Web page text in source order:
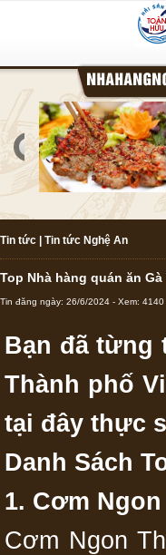
Tin tức Tin tức Nghệ An
Top Nhà hàng quán ăn
Tin đăng ngày: 26/6/2024 - Xem: 4140
Bạn đã từng
Thành phố
tại đây thực
Danh Sách
1. Cơm
Cơm Ngon